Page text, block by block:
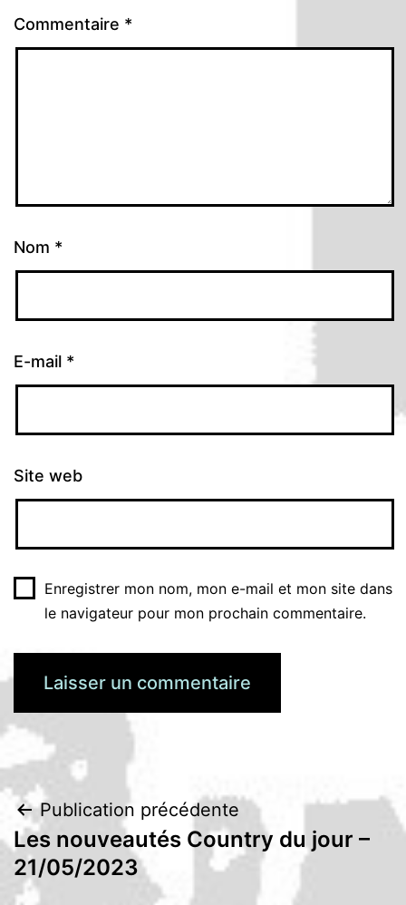
Commentaire *
Nom *
E-mail *
Site web
Enregistrer mon nom, mon e-mail et mon site dans
le navigateur pour mon prochain commentaire.
Navigation
de
Publication précédente
Les nouveautés Country du jour –
21/05/2023